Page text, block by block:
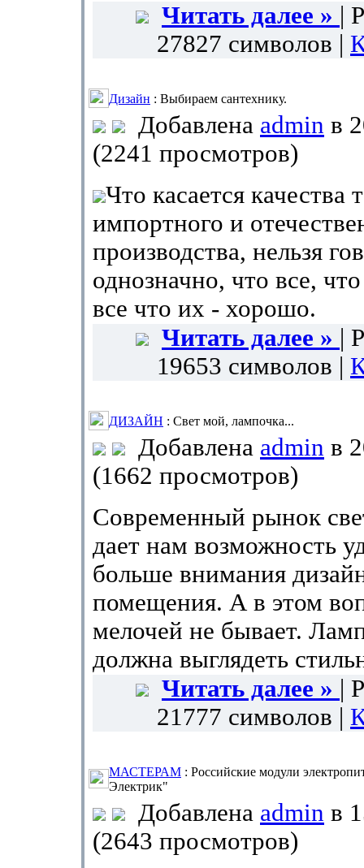
Читать далее »
|
27827 символов |
Дизайн : Выбираем сантехнику.
Добавлена admin в
(2241 просмотров)
Что касается качества
импортного и
производства, нельзя
однозначно, что все,
все что их - хорошо.
Читать далее »
|
19653 символов |
ДИЗАЙН : Свет мой, лампочка...
Добавлена admin в
(1662 просмотров)
Современный рынок
дает нам возможность
больше внимания
помещения. А в этом
мелочей не бывает.
должна выглядеть
Читать далее »
|
21777 символов |
МАСТЕРАМ : Российские модули
Электрик"
Добавлена admin в
(2643 просмотров)